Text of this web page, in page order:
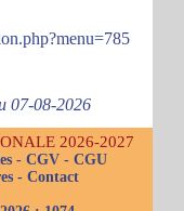
07-08-2026
2026-2027
- CGV - CGU
- Contact